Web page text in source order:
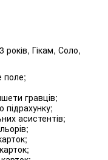
років, Гікам, Соло,
поле;
гравців;
підрахунку;
асистентів;